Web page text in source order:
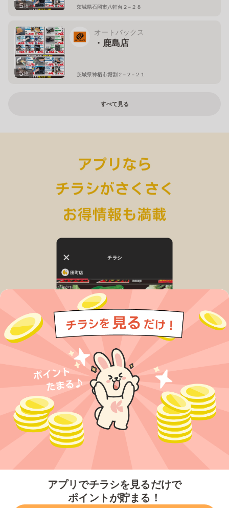
アプリでチラシを見るだけで
ポイントが貯まる！
5枚 茨城県石岡市八軒台２−２８
5枚
オートバックス
・鹿島店
茨城県神栖市堀割２−２−２１
すべて見る